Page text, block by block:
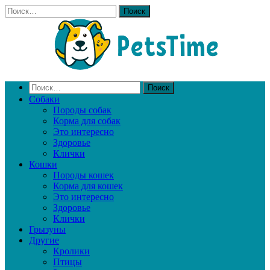
Собаки
Породы собак
Корма для собак
Это интересно
Здоровье
Клички
Кошки
Породы кошек
Корма для кошек
Это интересно
Здоровье
Клички
Грызуны
Другие
Кролики
Птицы